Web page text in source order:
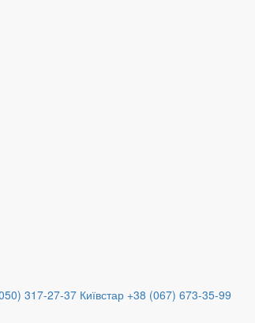
317-27-37 Київстар +38 (067) 673-35-99